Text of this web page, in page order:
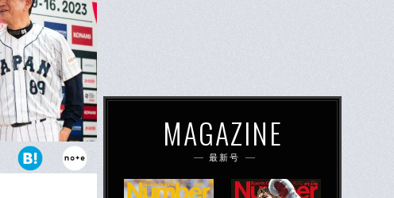
交わした栗山英
MAGAZINE
最新号